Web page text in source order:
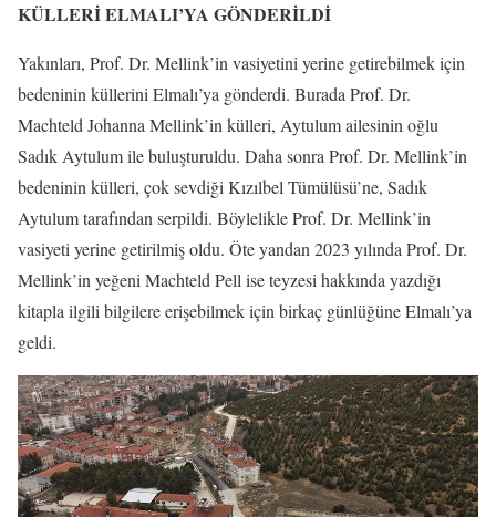
KÜLLERİ ELMALI’YA GÖNDERİLDİ
Yakınları, Prof. Dr. Mellink’in vasiyetini yerine getirebilmek için
bedeninin küllerini Elmalı’ya gönderdi. Burada Prof. Dr.
Machteld Johanna Mellink’in külleri, Aytulum ailesinin oğlu
Sadık Aytulum ile buluşturuldu. Daha sonra Prof. Dr. Mellink’in
bedeninin külleri, çok sevdiği Kızılbel Tümülüsü’ne, Sadık
Aytulum tarafından serpildi. Böylelikle Prof. Dr. Mellink’in
vasiyeti yerine getirilmiş oldu. Öte yandan 2023 yılında Prof. Dr.
Mellink’in yeğeni Machteld Pell ise teyzesi hakkında yazdığı
kitapla ilgili bilgilere erişebilmek için birkaç günlüğüne Elmalı’ya
geldi.